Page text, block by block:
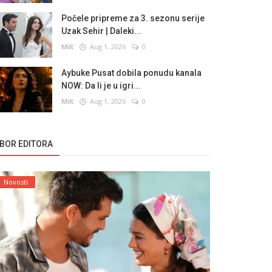
Počele pripreme za 3. sezonu serije
Uzak Sehir | Daleki...
Milt Aug 1, 2026 0
Aybuke Pusat dobila ponudu kanala
NOW: Da li je u igri...
Milt Aug 1, 2026 0
EDITORA
Novosti